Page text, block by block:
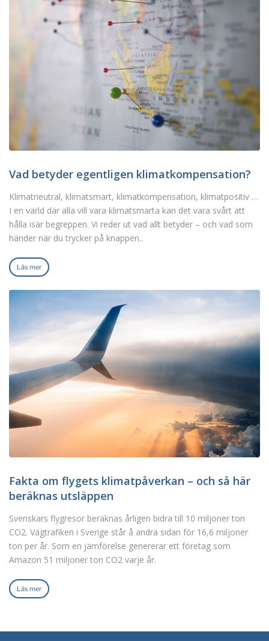
Vad betyder egentligen klimatkompensation?
Klimatneutral, klimatsmart, klimatkompensation, klimatpositiv …
I en värld där alla vill vara klimatsmarta kan det vara svårt att
hålla isär begreppen. Vi reder ut vad allt betyder – och vad som
händer när du trycker på knappen..
Läs mer
Fakta om flygets klimatpåverkan – och så här
beräknas utsläppen
Svenskars flygresor beräknas årligen bidra till 10 miljoner ton
CO2. Vägtrafiken i Sverige står å andra sidan för 16,6 miljoner
ton per år. Som en jämförelse genererar ett företag som
Amazon 51 miljoner ton CO2 varje år.
Läs mer